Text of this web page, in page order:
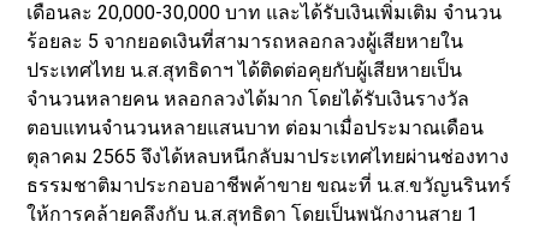
เดือนละ 20,000-30,000 บาท และได้รับเงินเพิ่มเติม จำนวน
ร้อยละ 5 จากยอดเงินที่สามารถหลอกลวงผู้เสียหายใน
ประเทศไทย น.ส.สุทธิดาฯ ได้ติดต่อคุยกับผู้เสียหายเป็น
จำนวนหลายคน หลอกลวงได้มาก โดยได้รับเงินรางวัล
ตอบแทนจำนวนหลายแสนบาท ต่อมาเมื่อประมาณเดือน
ตุลาคม 2565 จึงได้หลบหนีกลับมาประเทศไทยผ่านช่องทาง
ธรรมชาติมาประกอบอาชีพค้าขาย ขณะที่ น.ส.ขวัญนรินทร์
ให้การคล้ายคลึงกับ น.ส.สุทธิดา โดยเป็นพนักงานสาย 1